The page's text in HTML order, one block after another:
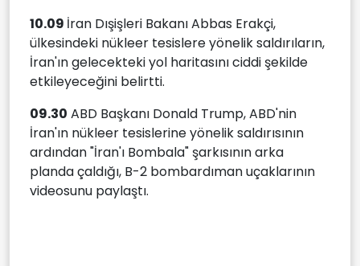
10.09 İran Dışişleri Bakanı Abbas Erakçi,
ülkesindeki nükleer tesislere yönelik saldırıların,
İran'ın gelecekteki yol haritasını ciddi şekilde
etkileyeceğini belirtti.
09.30 ABD Başkanı Donald Trump, ABD'nin
İran'ın nükleer tesislerine yönelik saldırısının
ardından "İran'ı Bombala" şarkısının arka
planda çaldığı, B-2 bombardıman uçaklarının
videosunu paylaştı.